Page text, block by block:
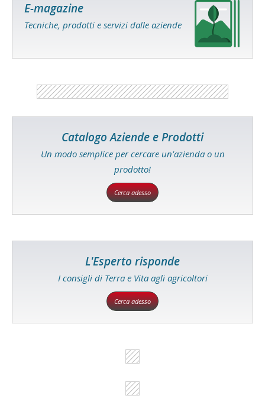
E-magazine
Tecniche, prodotti e servizi dalle aziende
Catalogo Aziende e Prodotti
Un modo semplice per cercare un'azienda o un
prodotto!
Cerca adesso
L'Esperto risponde
I consigli di Terra e Vita agli agricoltori
Cerca adesso